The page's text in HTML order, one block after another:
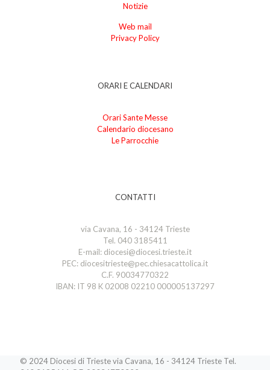
Notizie
Web mail
Privacy Policy
ORARI E CALENDARI
Orari Sante Messe
Calendario diocesano
Le Parrocchie
CONTATTI
via Cavana, 16 - 34124 Trieste
Tel. 040 3185411
E-mail: diocesi@diocesi.trieste.it
PEC: diocesitrieste@pec.chiesacattolica.it
C.F. 90034770322
IBAN: IT 98 K 02008 02210 000005137297
© 2024 Diocesi di Trieste via Cavana, 16 - 34124 Trieste Tel.